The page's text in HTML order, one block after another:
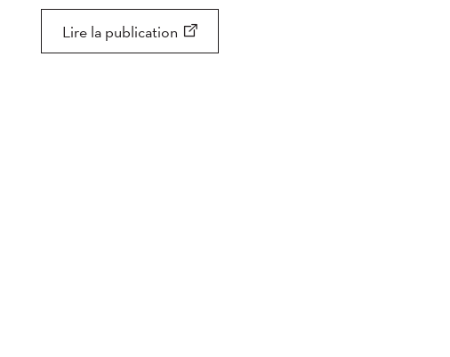
Chercher
Appliquer
Appliquer
Lire la publication